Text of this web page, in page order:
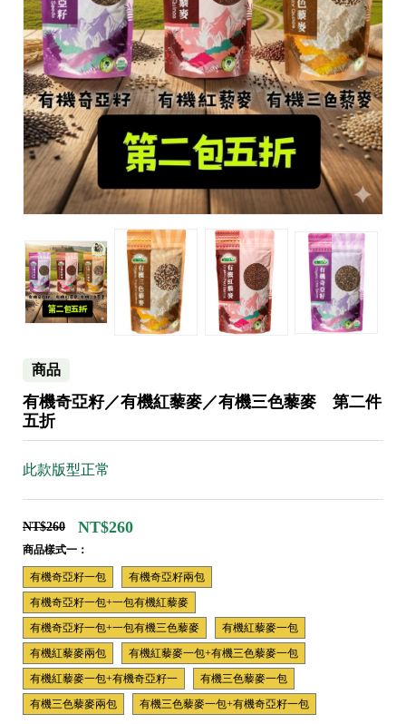
商品
有機奇亞籽／有機紅藜麥／有機三色藜麥 第二件
五折
此款版型正常
NT$260 NT$260
商品樣式一：
有機奇亞籽一包
有機奇亞籽兩包
有機奇亞籽一包+一包有機紅藜麥
有機奇亞籽一包+一包有機三色藜麥
有機紅藜麥一包
有機紅藜麥兩包
有機紅藜麥一包+有機三色藜麥一包
有機紅藜麥一包+有機奇亞籽一
有機三色藜麥一包
有機三色藜麥兩包
有機三色藜麥一包+有機奇亞籽一包